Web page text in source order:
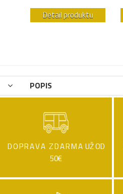
Detail produktu
POPIS
DOPRAVA ZDARMA UŽ OD
50€